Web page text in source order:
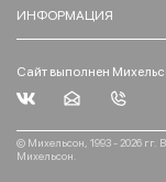
ИНФОРМАЦИЯ
Сайт выполнен
© Михельсон, 1993 - 2026 гг.
Михельсон.